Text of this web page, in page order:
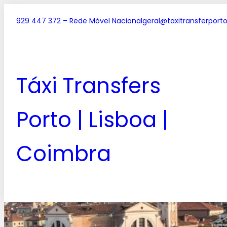
929 447 372 – Rede Móvel Nacional
Táxi Transfers
Porto | Lisboa |
Coimbra